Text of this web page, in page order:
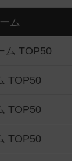
ム
ム TOP50
TOP50
TOP50
TOP50